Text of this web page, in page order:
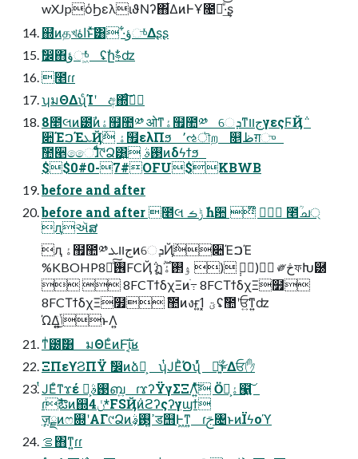
wXJpόϦελιϑΝʔ΋͋ΔͷͰҰ೔աͤ͝·͢ʂ
஍ํͷதখاۀͱͯ͠͸ ·͋ؤுͬͯΔʂʂ
ࣗ෼΋ؤு͖ͬͯͨ ʢࣗըࣗࢍʣ
೥ɾɾ
ʮมΘΔʯͨΊʹ අ΍ͨ͠ظؒ
8೥લͷ౰ࣾͷۀ຿಺༰ ओͳۀ຿಺༰ େܕͳجװγεςϜҊ݅
૊ΈࠐΈܥҊ݅ ۀ຿ελΠϧ ٬ઌৗற ௕ظग़ு
ࣾ಺੥ෛɺͨͩ͠୯Ձ͸͍҆ ࢓ࣄͷδϟϯϧ
$$0#0-7#OFU$KBWB
before and after
before and after ೥લ ݱࡏ ࣾһ਺ ໊ ໊ ೥ؒച্
ԯઍສ
ԯ ۀ຿಺༰ جװܥͷେܕҊ݅૊ΈࠐΈ
%KBOHP࢖༻ͨ͠8FCҊ݅ ฏۉ࢒ۀ࣌ؒ )݄ )݄ ༗څফԽ཰
  8FCΤϯδχΞͷׂ߹ 8FCΤϯδχΞ໿
8FCΤϯδχΞ໿ ࣾ಺ͷงғؾ ͓ߗ͍ʢࣾ಺ʹਓ͍ͳ͍ʣ
ΏΔ͍ݴ͍͍ͨ͜ͱΛ͍͏
ͳͥ౰ࣾ͸ มΘΕͨͷͰ͠ΐ͏͔ʁ
ΞΠεϒϨΠΫ ࣗ෼ͷձ͕ࣾ ʮͭͿΕͪΌ͏ʯͬͯ ฉ͍ͨ͜ͱ͋Δਓ✋
ͭͿΕͦ͏ͳϫέ ࢓ࣄྔ͕ബ͍ ɾϫʔΫγΣΞΛ͍ͯͨ͠ Ӧۀྗ͕๡͍͠
ɾࣾఔͷ஍ݩ4*FSҊ݅ͷϩʔςʔγϣϯ
ٕज़ྗͷෆ଍ʹΑΓ୯Ձͷߴ͍࢓ࣄ͕ड஫Ͱ͖ͳ͍ ɾࢢ৔ͱͷΪϟοϓ
ࡦ΋ͳ͍ɾɾ